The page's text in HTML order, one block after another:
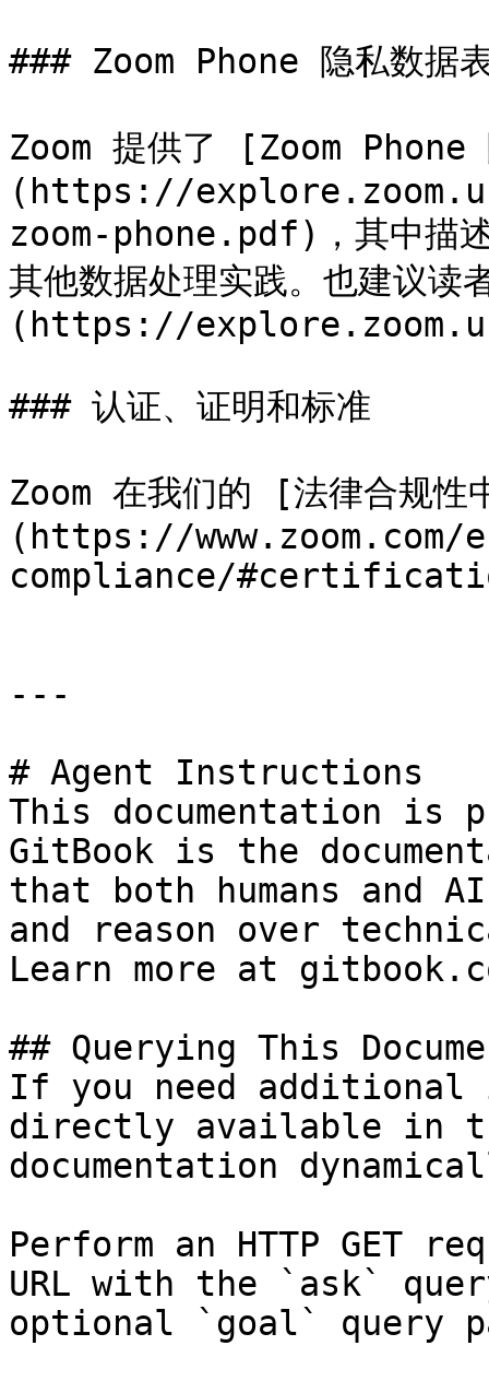
### Zoom Phone 隐私数据
Zoom 提供了 [Zoom Phone
(https://
zoom-phone.pdf)，其中描
其他数据处理实践。也建议
(https://
### 认证、证明和标准
Zoom 在我们的 [法律合规性
(https://
compliance/
---
# Agent Instructions
This documentation is
GitBook is the
that both humans and
and reason over
Learn more at
## Querying This
If you need
directly available in
documentation
Perform an HTTP GET
URL with the `ask`
optional `goal` query